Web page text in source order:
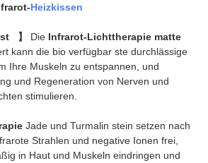
Heizkissen
】 Die Infrarot-Lichttherapie matte
kann die bio verfügbar ste durchlässige
Ihre Muskeln zu entspannen, und
und Regeneration von Nerven und
stimulieren.
Jade und Turmalin stein setzen nach
Strahlen und negative Ionen frei,
in Haut und Muskeln eindringen und